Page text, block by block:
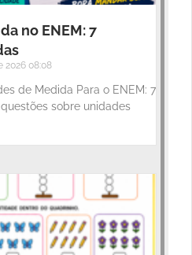
no ENEM: 7
2026 08:08
de Medida Para o ENEM: 7
sobre unidades